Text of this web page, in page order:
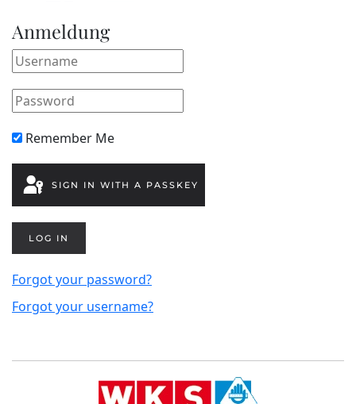
Anmeldung
Remember Me
SIGN IN WITH A PASSKEY
LOG IN
Forgot your password?
Forgot your username?